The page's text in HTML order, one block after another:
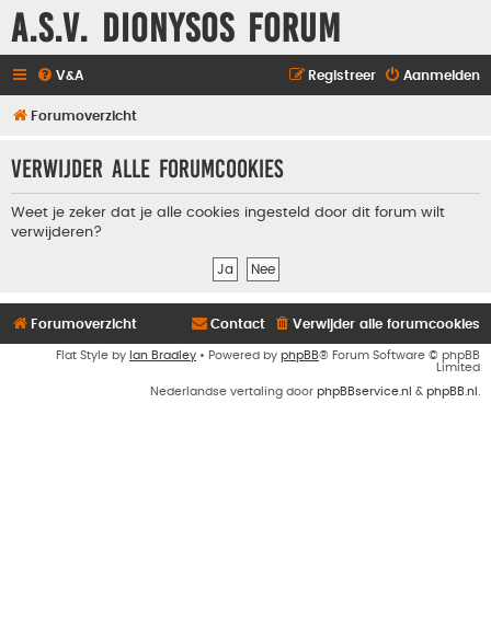
A.S.V. Dionysos Forum
V&A Aanmelden
Registreer
Forumoverzicht
Verwijder alle forumcookies
Weet je zeker dat je alle cookies ingesteld door dit forum wilt
verwijderen?
Forumoverzicht Verwijder alle forumcookies
Contact
Flat Style by Ian Bradley • Powered by phpBB® Forum Software © phpBB
Limited
Nederlandse vertaling door phpBBservice.nl & phpBB.nl